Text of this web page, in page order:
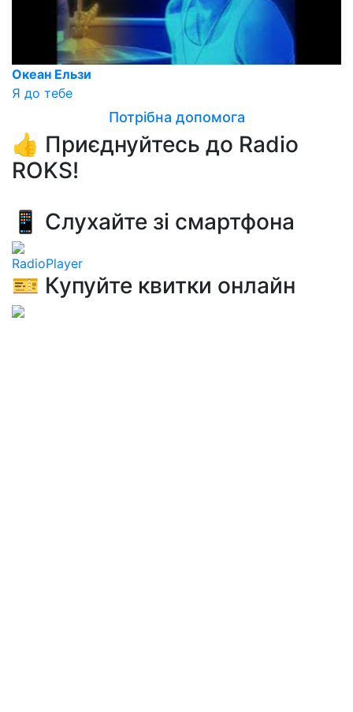
Океан Ельзи
Я до тебе
Потрібна допомога
👍 Приєднуйтесь до Radio
ROKS!
📱 Слухайте зі смартфона
RadioPlayer
🎫 Купуйте квитки онлайн